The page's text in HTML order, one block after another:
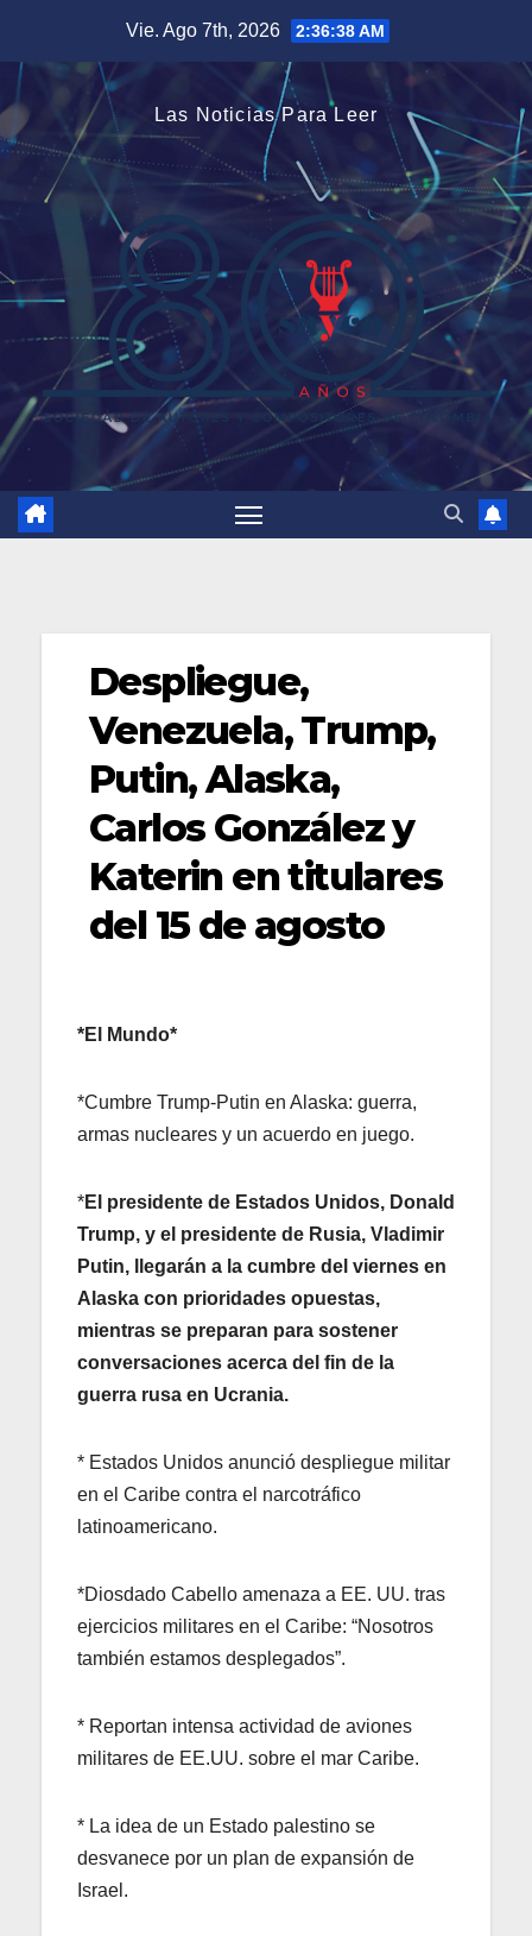
contenido
Vie. Ago 7th, 2026 2:36:39 AM
Las Noticias Para Leer
Despliegue,
Venezuela, Trump,
Putin, Alaska,
Carlos González y
Katerin en titulares
del 15 de agosto
*El Mundo*
*Cumbre Trump-Putin en Alaska: guerra,
armas nucleares y un acuerdo en juego.
*El presidente de Estados Unidos, Donald
Trump, y el presidente de Rusia, Vladimir
Putin, llegarán a la cumbre del viernes en
Alaska con prioridades opuestas,
mientras se preparan para sostener
conversaciones acerca del fin de la
guerra rusa en Ucrania.
* Estados Unidos anunció despliegue militar
en el Caribe contra el narcotráfico
latinoamericano.
*Diosdado Cabello amenaza a EE. UU. tras
ejercicios militares en el Caribe: “Nosotros
también estamos desplegados”.
* Reportan intensa actividad de aviones
militares de EE.UU. sobre el mar Caribe.
* La idea de un Estado palestino se
desvanece por un plan de expansión de
Israel.